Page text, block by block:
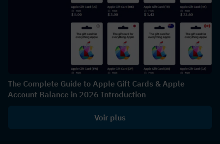
The Complete Guide to Apple Gift Cards & Apple
Account Balance in 2026 Introduction
Voir plus